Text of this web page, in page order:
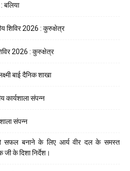
: बलिया
शिविर 2026 : कुरुक्षेत्र
2026 : कुरुक्षेत्र
बाई दैनिक शाखा
कार्यशाला संपन्न
संपन्न
को सफल बनाने के लिए आर्य वीर दल के समस्त
के दिशा निर्देश।